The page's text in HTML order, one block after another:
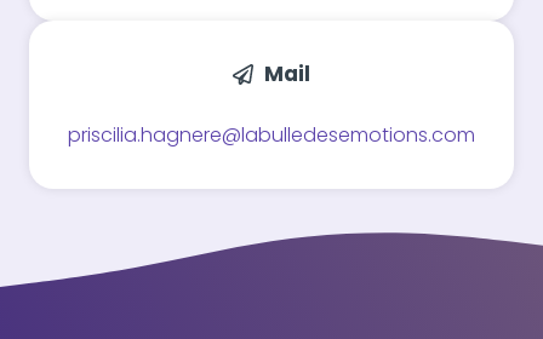
Mail
priscilia.hagnere@labulledesemotions.com